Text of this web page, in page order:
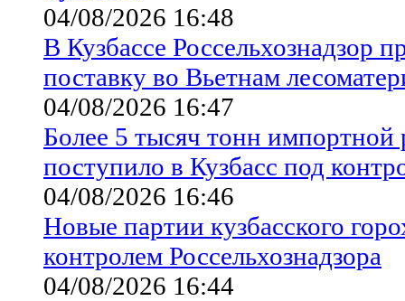
04/08/2026 16:48
В Кузбассе Россельхознадзор
поставку во Вьетнам
04/08/2026 16:47
Более 5 тысяч тонн импортной
поступило в Кузбасс под
04/08/2026 16:46
Новые партии кузбасского
контролем Россельхознадзора
04/08/2026 16:44